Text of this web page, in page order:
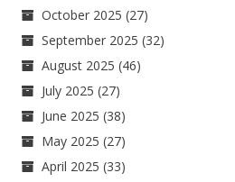
October 2025 (27)
September 2025 (32)
August 2025 (46)
July 2025 (27)
June 2025 (38)
May 2025 (27)
April 2025 (33)